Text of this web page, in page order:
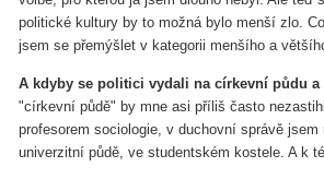
politické kultury by to možná bylo menší zlo.
jsem se přemýšlet v kategorii menšího a
A kdyby se politici vydali na církevní půdu a
"církevní půdě" by mne asi příliš často
profesorem sociologie, v duchovní správě
univerzitní půdě, ve studentském kostele. A k